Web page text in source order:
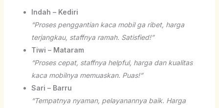
Indah – Kediri
“Proses penggantian kaca mobil ga ribet, harga
terjangkau, staffnya ramah. Satisfied!”
Tiwi – Mataram
“Proses cepat, staffnya helpful, harga dan kualitas
kaca mobilnya memuaskan. Puas!”
Sari – Barru
“Tempatnya nyaman, pelayanannya baik. Harga